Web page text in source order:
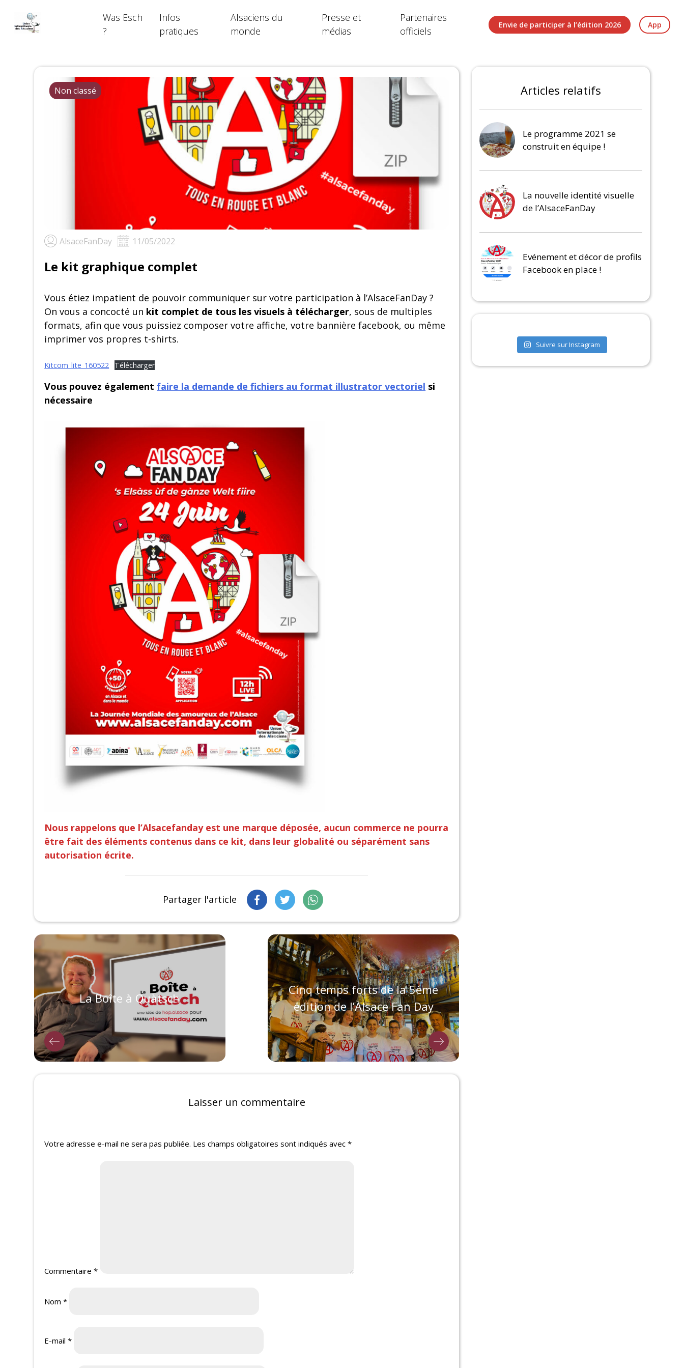
content
Was Esch
?
Infos
pratiques
Alsaciens du
monde
Presse et
médias
Partenaires
officiels
Envie de participer à l’édition 2026 App
Non classé
AlsaceFanDay 11/05/2022
Le kit graphique complet
Vous étiez impatient de pouvoir communiquer sur votre participation à l’AlsaceFanDay ?
On vous a concocté un kit complet de tous les visuels à télécharger, sous de multiples
formats, afin que vous puissiez composer votre affiche, votre bannière facebook, ou même
imprimer vos propres t-shirts.
Kitcom_lite_160522 Télécharger
Vous pouvez également faire la demande de fichiers au format illustrator vectoriel si
nécessaire
Nous rappelons que l’Alsacefanday est une marque déposée, aucun commerce ne pourra
être fait des éléments contenus dans ce kit, dans leur globalité ou séparément sans
autorisation écrite.
Partager l'article
La Boîte à Quàtsch
Cinq temps forts de la 5ème
édition de l’Alsace Fan Day
Laisser un commentaire
Votre adresse e-mail ne sera pas publiée. Les champs obligatoires sont indiqués avec*
Commentaire*
Nom*
E-mail*
Articles relatifs
Le programme 2021 se
construit en équipe !
La nouvelle identité visuelle
de l’AlsaceFanDay
Evénement et décor de profils
Facebook en place !
Suivre sur Instagram